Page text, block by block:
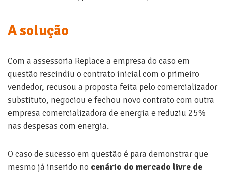
A solução
Com a assessoria Replace a empresa do caso em
questão rescindiu o contrato inicial com o primeiro
vendedor, recusou a proposta feita pelo comercializador
substituto, negociou e fechou novo contrato com outra
empresa comercializadora de energia e reduziu 25%
nas despesas com energia.
O caso de sucesso em questão é para demonstrar que
mesmo já inserido no cenário do mercado livre de